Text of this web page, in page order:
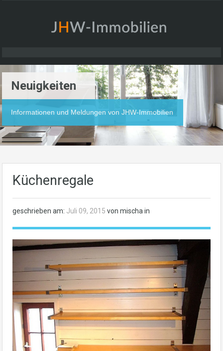
Neuigkeiten
Informationen und Meldungen von JHW-Immobilien
Küchenregale
geschrieben am: Juli 09, 2015 von mischa in